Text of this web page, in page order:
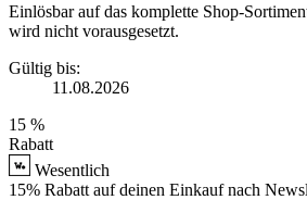
Einlösbar auf das komplette Shop-
wird nicht vorausgesetzt.
Gültig bis:
11.08.2026
15 %
Rabatt
Wesentlich
15% Rabatt auf deinen Einkauf nach